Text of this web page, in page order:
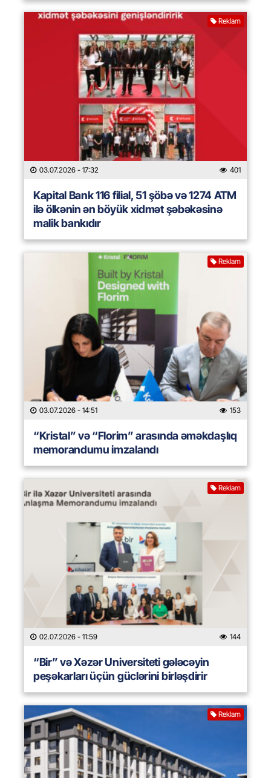
Reklam
03.07.2026 - 17:32 401
Kapital Bank 116 filial, 51 şöbə və 1274 ATM
ilə ölkənin ən böyük xidmət şəbəkəsinə
malik bankıdır
Reklam
03.07.2026 - 14:51 153
“Kristal” və “Florim” arasında əməkdaşlıq
memorandumu imzalandı
Reklam
02.07.2026 - 11:59 144
“Bir” və Xəzər Universiteti gələcəyin
peşəkarları üçün güclərini birləşdirir
Reklam